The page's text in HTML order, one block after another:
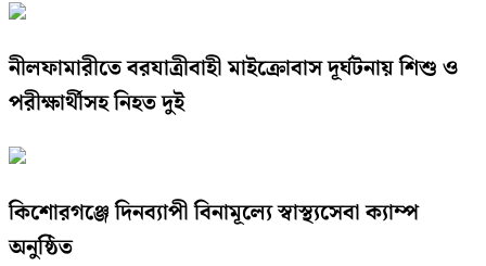
নীলফামারীতে বরযাত্রীবাহী মাইক্রোবাস দূর্ঘটনায় শিশু ও
পরীক্ষার্থীসহ নিহত দুই
কিশোরগঞ্জে দিনব্যাপী বিনামূল্যে স্বাস্থ্যসেবা ক্যাম্প
অনুষ্ঠিত